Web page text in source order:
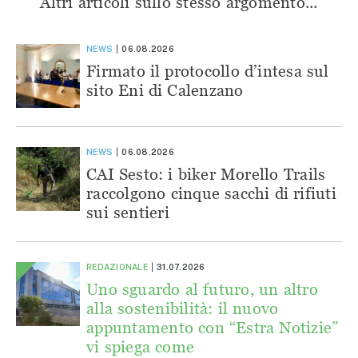
NEWS 06.08.2026
Firmato il protocollo d’intesa sul
sito Eni di Calenzano
NEWS 06.08.2026
CAI Sesto: i biker Morello Trails
raccolgono cinque sacchi di rifiuti
sui sentieri
REDAZIONALE 31.07.2026
Uno sguardo al futuro, un altro
alla sostenibilità: il nuovo
appuntamento con “Estra Notizie”
vi spiega come